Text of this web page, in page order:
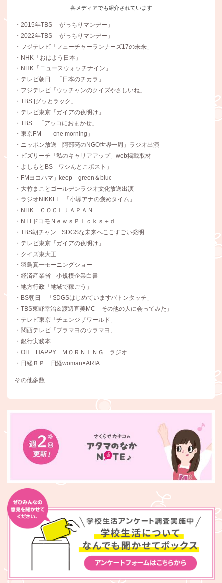
各メディアでも紹介されています
・2015年TBS 「がっちりマンデー」
・2022年TBS 「がっちりマンデー」
・フジテレビ「フューチャーランナーズ17の未来」
・NHK「おはよう日本」
・NHK「ニュースウォッチナイン」
・テレビ朝日 「日本のチカラ」
・フジテレビ「ウッチャンのクイズやさしいね」
・TBS [グッとラック」
・テレビ東京「ガイアの夜明け」
・TBS 「アッコにおまかせ」
・東京FM 「one morning」
・ニッポン放送「阿部亮のNGO世界一周」ラジオ出演
・ビズリーチ「私のキャリアアップ」web掲載取材
・よしもとBS「ワシんとこポスト」
・FMヨコハマ」keep green＆blue
・大竹まことゴールデンラジオ文化放送出演
・ラジオNIKKEI 「小塚アナの褒めタイム」
・NHK ＣＯＯＬＪＡＰＡＮ
・NTTドコモＮｅｗｓＰｉｃｋｓ＋ｄ
・TBS朝チャン SDGSな未来へここすごい発明
・テレビ東京「ガイアの夜明け」
・クイズ東大王
・羽鳥真一モーニングショー
・経済産業省 小規模企業白書
・地方行政「地域で稼ごう」
・BS朝日 「SDGSはじめていますバトンタッチ」
・TBS東野幸治＆渡辺直美MC「その他の人に会ってみた」
・テレビ東京「チェンジザワールド」
・関西テレビ「ブラマヨのウラマヨ」
・銀行実務本
・OH HAPPY ＭＯＲＮＩＮＧ ラジオ
・日経ＢＰ 日経woman×ARIA
その他多数